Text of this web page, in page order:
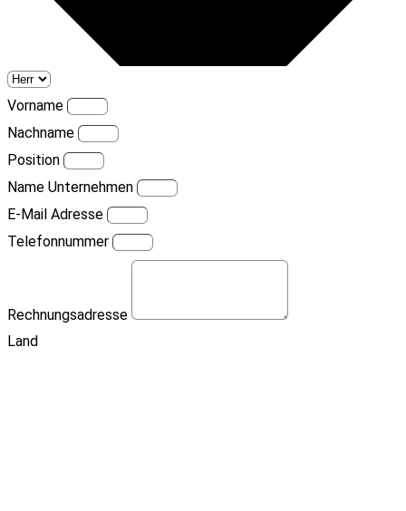
Vorname
Nachname
Position
Name Unternehmen
E-Mail Adresse
Telefonnummer
Rechnungsadresse
Land